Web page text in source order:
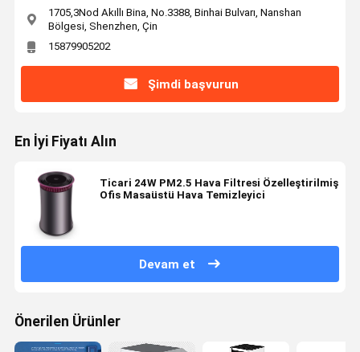
1705,3Nod Akıllı Bina, No.3388, Binhai Bulvarı, Nanshan
Bölgesi, Shenzhen, Çin
15879905202
Şimdi başvurun
En İyi Fiyatı Alın
Ticari 24W PM2.5 Hava Filtresi Özelleştirilmiş
Ofis Masaüstü Hava Temizleyici
Devam et
Önerilen Ürünler